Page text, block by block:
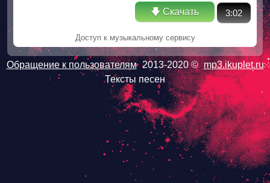
🡇 Скачать 3:02
Доступ к музыкальному сервису
Обращение к пользователям 2013-2020 © mp3.ikuplet.ru
Тексты песен